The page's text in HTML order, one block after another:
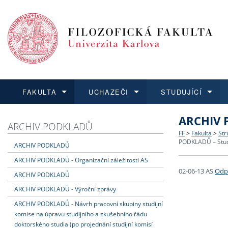
FAKULTA
Dozvědět se více
Struktura
Podpora
UCHAZEČI
Podat přihlášku
Co
STUDUJÍCÍ
Dozvědět se více
Rigorózní
Dozvědět se více
O vědě a
Granty a
Dozvědět se více
Aktuální
ARCHIV PODKLADŮ
ARCHIV PODKLADŮ
ARCHIV PODKLADŮ - Organizační záležitosti AS
ARCHIV PODKLADŮ
ARCHIV PODKLADŮ - Výroční zprávy
ARCHIV PODKLADŮ - Návrh pracovní skupiny studijní
komise na úpravu studijního a zkušebního řádu
doktorského studia (po projednání studijní komisí
ARCHIV
FF > Fakulta >
PODKLADŮ –
02-06-13 AS